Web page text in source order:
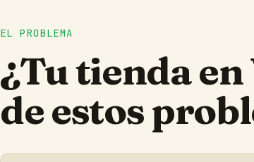
EL PROBLEMA
¿Tutiendaen
de estos